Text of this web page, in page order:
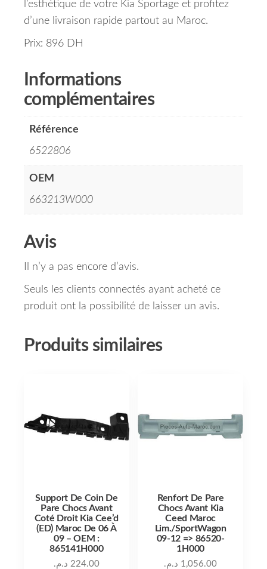
l’esthétique de votre Kia Sportage et profitez
d’une livraison rapide partout au Maroc.
Prix: 896 DH
Informations
complémentaires
Référence
6522806
OEM
663213W000
Avis
Il n’y a pas encore d’avis.
Seuls les clients connectés ayant acheté ce
produit ont la possibilité de laisser un avis.
Produits similaires
Support De Coin De
Pare Chocs Avant
Coté Droit Kia Cee’d
(ED) Maroc De 06 À
09 – OEM :
865141H000
224.00 د.م.
Renfort De Pare
Chocs Avant Kia
Ceed Maroc
Lim./SportWagon
09-12 => 86520-
1H000
1,056.00 د.م.